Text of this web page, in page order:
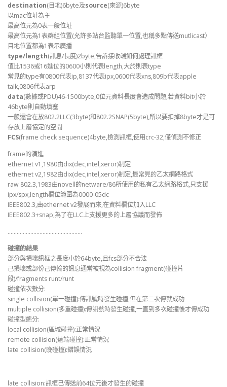
destination(目地)6byte及source(來源)6byte
以mac位址為主
最高位元為0表一般位址
最高位元為1表群組位置(允許多站台監聽單一位置,也稱多點傳送mutlicast）
目地位置都為1表示廣播
type/length(訊息/長度)2byte,告訴接收端如何處理訊框
值比1536或16進位的0600小則代表length,大於則表type
常見的type有0800代表ip,8137代表ipx,0600代表xns,809b代表apple
talk,0806代表arp
data(數據或PDU)46-1500byte,0位元資料長度會造成問題,若資料bit小於
46byte則自動填塞
一般還會在放802.2LLC(3byte)和802.2SNAP(5byte),所以要扣掉8byte才是可
存放上層協定的空間
FCS(frame check sequence)4byte,檢測訊框,使用crc-32,僅偵測不修正
frame的演進
ethernet v1,1980由dix(dec,intel,xeror)制定
ethernet v2,1982由dix(dec,intel,xeror)制定,最常見的乙太網路格式
raw 802.3,1983由novell的netware/86所使用的私有乙太網路格式,只支援
ipx/spx,length欄位範圍為0000-05dc
IEEE802.3,由ethernet v2發展而來,在資料欄位加入LLC
IEEE802.3+snap,為了在LLC上支援更多的上層協議而發佈
………………………………………….
碰撞的結果
部分與損壞訊框之長度小於64byte,且fcs部分不合法
己損壞或部份己傳輸的訊息通常被視為collision fragment(碰撞片
段)/fragments runt/runt
碰撞依次數分:
single collision(單一碰撞):傳訊號時發生碰撞,但在第二次傳就成功
multiple collision(多重碰撞):傳訊號時發生碰撞,一直到多次碰撞後才傳成功
碰撞型態分:
local collision(區域碰撞):正常情況
remote collision(遠端碰撞):正常情況
late collision(晚碰撞):錯誤情況
late collision:訊框己傳送前64位元後才發生的碰撞